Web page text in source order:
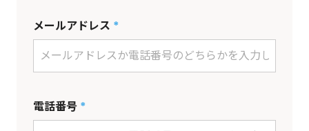
メールアドレス *
電話番号 *